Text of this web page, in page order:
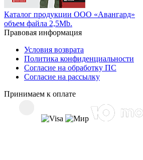
Каталог продукции ООО «Авангард»
объем файла 2,5Mb.
Правовая информация
Условия возврата
Политика конфиденциальности
Согласие на обработку ПС
Согласие на рассылку
Принимаем к оплате